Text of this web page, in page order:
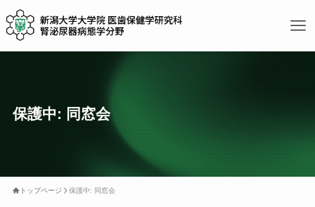
保護中: 同窓会
トップページ 保護中: 同窓会